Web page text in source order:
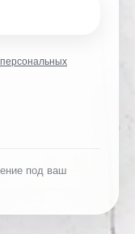
под ваш